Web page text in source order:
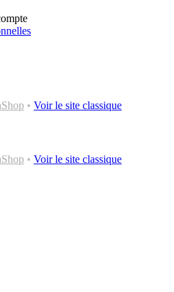
• Voir le site classique
• Voir le site classique